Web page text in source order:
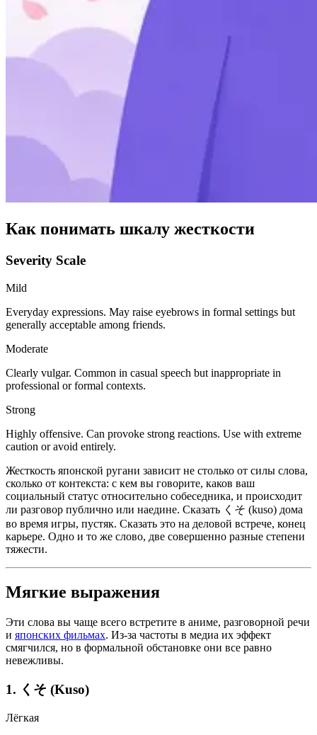
Как понимать шкалу жесткости
Severity Scale
Mild
Everyday expressions. May raise eyebrows in formal settings but
generally acceptable among friends.
Moderate
Clearly vulgar. Common in casual speech but inappropriate in
professional or formal contexts.
Strong
Highly offensive. Can provoke strong reactions. Use with extreme
caution or avoid entirely.
Жесткость японской ругани зависит не столько от силы слова,
сколько от контекста: с кем вы говорите, каков ваш
социальный статус относительно собеседника, и происходит
ли разговор публично или наедине. Сказать くそ (kuso) дома
во время игры, пустяк. Сказать это на деловой встрече, конец
карьере. Одно и то же слово, две совершенно разные степени
тяжести.
Мягкие выражения
Эти слова вы чаще всего встретите в аниме, разговорной речи
и японских фильмах. Из-за частоты в медиа их эффект
смягчился, но в формальной обстановке они все равно
невежливы.
1. くそ (Kuso)
Лёгкая